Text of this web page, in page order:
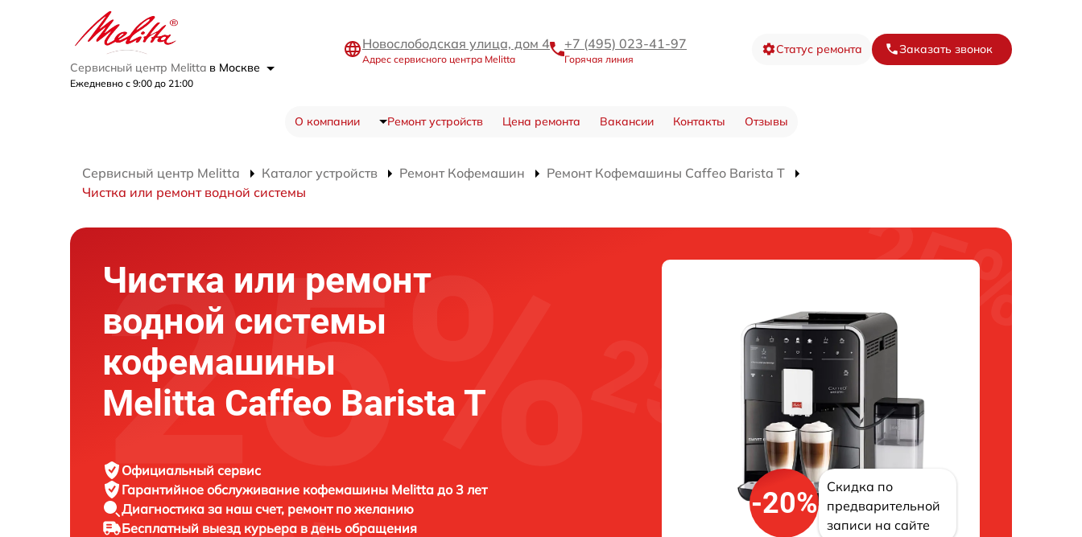
Сервисный центр Melitta в Москве
Ежедневно с 9:00 до 21:00
Новослободская улица, дом 4
Адрес сервисного центра Melitta
+7 (495) 023-41-97
Горячая линия
Статус ремонта Заказать звонок
О компании Ремонт устройств Цена ремонта Вакансии Контакты Отзывы
Сервисный центр Melitta Каталог устройств Ремонт Кофемашин
Ремонт Кофемашины Caffeo Barista T
Чистка или ремонт водной системы
Чистка или ремонт
водной системы
кофемашины
Melitta Caffeo Barista T
Официальный сервис
Гарантийное обслуживание кофемашины Melitta до 3 лет
Диагностика за наш счет, ремонт по желанию
Бесплатный выезд курьера в день обращения
-20%
Скидка по
предварительной
записи на сайте